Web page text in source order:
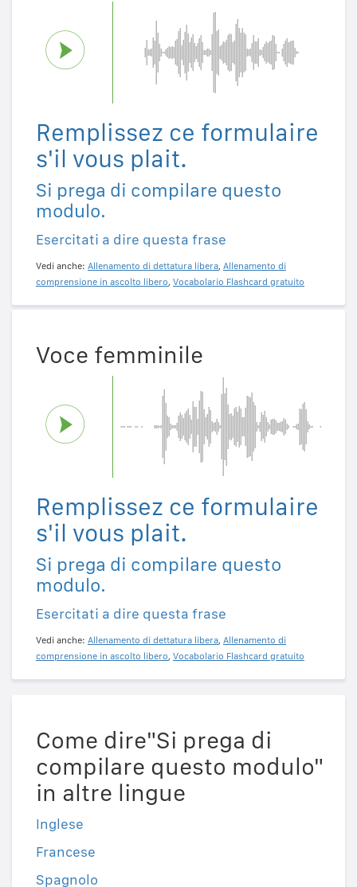
Remplissez ce formulaire
s'il vous plait.
Si prega di compilare questo
modulo.
Esercitati a dire questa frase
Vedi anche: Allenamento di dettatura libera, Allenamento di
comprensione in ascolto libero, Vocabolario Flashcard gratuito
Voce femminile
Remplissez ce formulaire
s'il vous plait.
Si prega di compilare questo
modulo.
Esercitati a dire questa frase
Vedi anche: Allenamento di dettatura libera, Allenamento di
comprensione in ascolto libero, Vocabolario Flashcard gratuito
Come dire"Si prega di
compilare questo modulo"
in altre lingue
Inglese
Francese
Spagnolo